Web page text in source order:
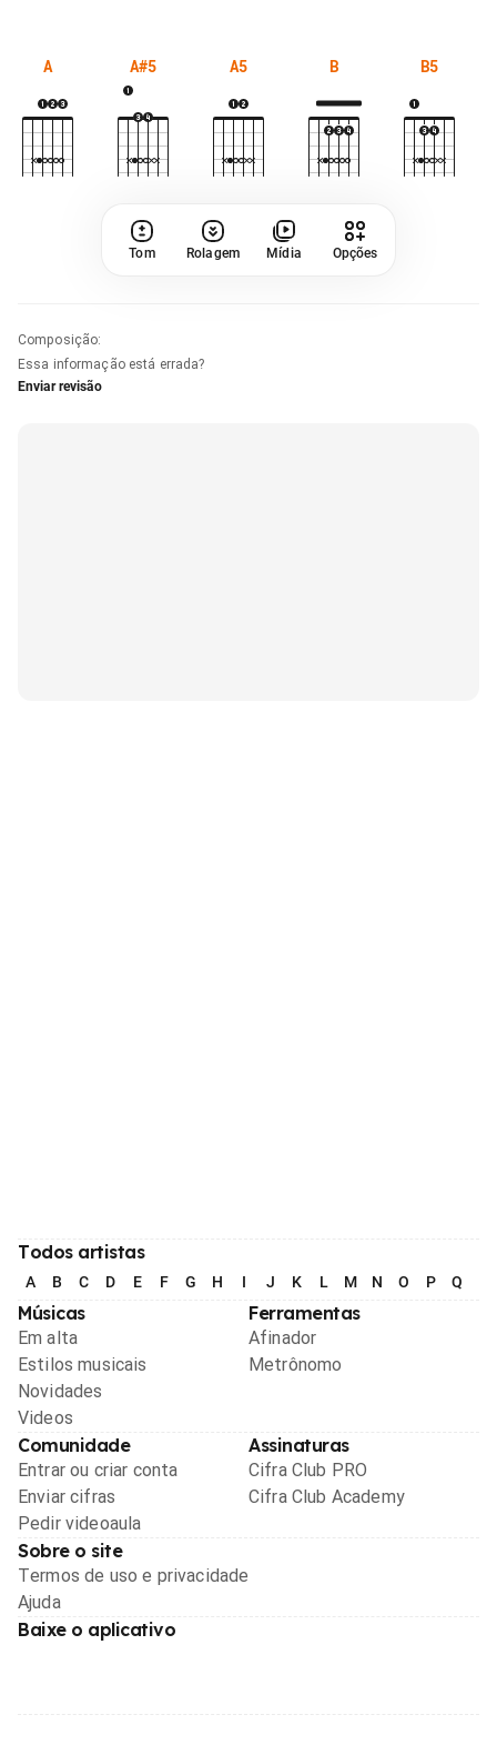
A A#5 A5 B B5
Tom Rolagem Mídia Opções
Composição:
Essa informação está errada?
Enviar revisão
Todos artistas
A B C D E F G H I J K L M N O P Q
Músicas
Em alta
Estilos musicais
Novidades
Videos
Ferramentas
Afinador
Metrônomo
Comunidade
Entrar ou criar conta
Enviar cifras
Pedir videoaula
Assinaturas
Cifra Club PRO
Cifra Club Academy
Sobre o site
Termos de uso e privacidade
Ajuda
Baixe o aplicativo